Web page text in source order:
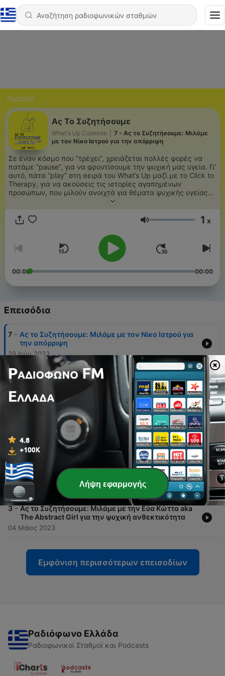
Podcast
Ας Το Συζητήσουμε
What's Up Cosmote
7 - Ας το Συζητήσουμε: Μιλάμε
με τον Νίκο Ιατρού για την απόρριψη
Σε έναν κόσμο που “τρέχει”, χρειάζεται πολλές φορές να
πατάμε “pause”, για να φροντίσουμε την ψυχική μας υγεία. Γι’
αυτό, πάτα “play” στη σειρά του What’s Up μαζί με το Click to
Therapy, για να ακούσεις τις ιστορίες αγαπημένων
προσώπων, που μιλούν ανοιχτά για θέματα ψυχικής υγείας
Ένταση 1 x
00:00 00:00
Επεισόδια
7 - Ας το Συζητήσουμε: Μιλάμε με τον Νίκο Ιατρού για
την απόρριψη
29 Ιούν 2023
6 - Ας το Συζητήσουμε: Μιλάμε με τον Γιάννη
Σαρακατσάνη για τη σύγκρουση των «πρέπει» και
15 Ιούν 2023
Ας το Συζητήσουμε: Μιλάμε με τις Think Pig για τη
διαχείριση του πένθους
01 Ιούν 2023
Ας το Συζητήσουμε: Μιλάμε με τον Αντώνη
Μαργαρώνη aka An Ordinary Man για το work-life
balance
18 Μάιος 2023
3 - Ας το Συζητήσουμε: Μιλάμε με την Εύα Κώττα aka
The Abstract Girl για την ψυχική ανθεκτικότητα
04 Μάιος 2023
Εμφάνιση περισσότερων επεισοδίων
Ραδιόφωνο Ελλάδα
Ραδιοφωνικοί Σταθμοί και Podcasts
Λήψη εφαρμογής